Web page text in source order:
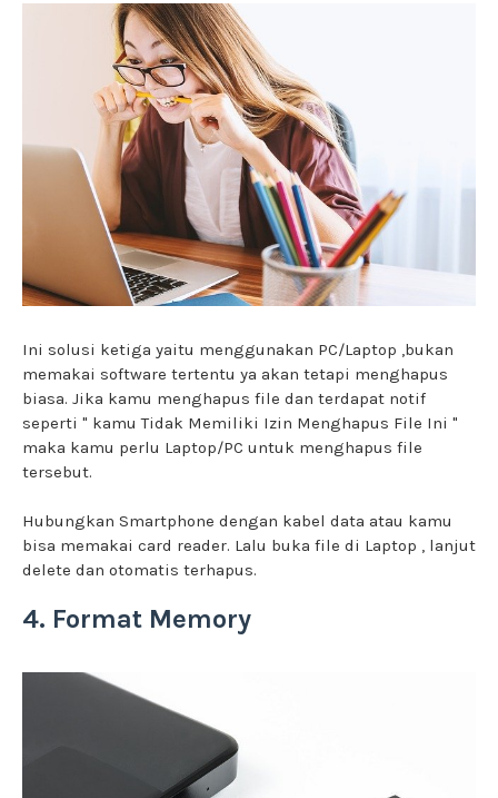
Ini solusi ketiga yaitu menggunakan PC/Laptop ,bukan
memakai software tertentu ya akan tetapi menghapus
biasa. Jika kamu menghapus file dan terdapat notif
seperti " kamu Tidak Memiliki Izin Menghapus File Ini "
maka kamu perlu Laptop/PC untuk menghapus file
tersebut.
Hubungkan Smartphone dengan kabel data atau kamu
bisa memakai card reader. Lalu buka file di Laptop , lanjut
delete dan otomatis terhapus.
4. Format Memory